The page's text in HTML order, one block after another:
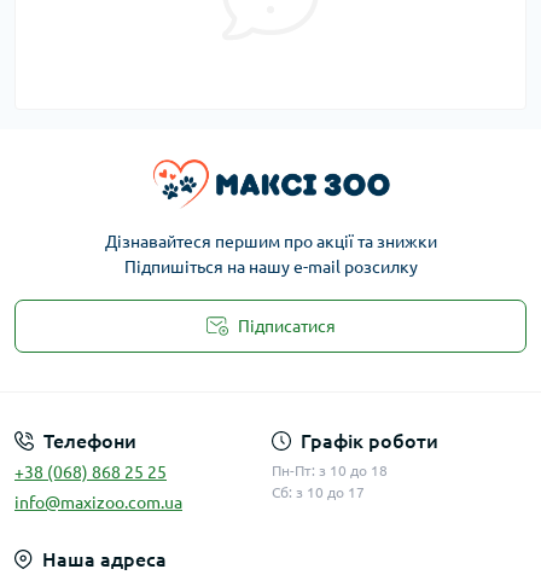
Дізнавайтеся першим про акції та знижки
Підпишіться на нашу e-mail розсилку
Підписатися
Телефони
+38 (068) 868 25 25
info@maxizoo.com.ua
Графік роботи
Пн-Пт: з 10 до 18
Сб: з 10 до 17
Наша адреса